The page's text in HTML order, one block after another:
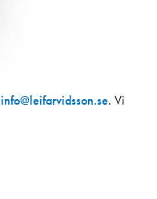
info@leifarvidsson.se. Vi